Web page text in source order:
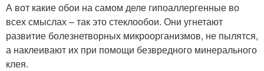
А вот какие обои на самом деле гипоаллергенные во
всех смыслах – так это стеклообои. Они угнетают
развитие болезнетворных микроорганизмов, не пылятся,
а наклеивают их при помощи безвредного минерального
клея.